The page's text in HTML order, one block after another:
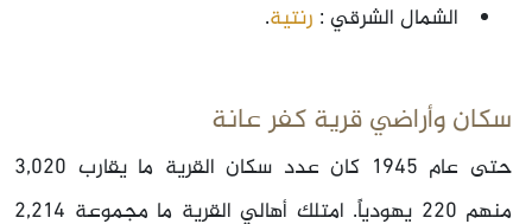
الشمال الشرقي : رنتية.
سكان وأراضي قرية كفر عانة
حتى عام 1945 كان عدد سكان القرية ما يقارب 3,020
منهم 220 يهودياً. امتلك أهالي القرية ما مجموعة 2,214